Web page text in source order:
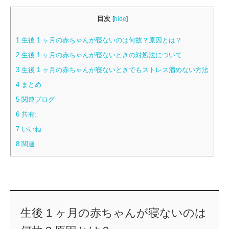
目次 [hide]
1 生後 1 ヶ月の赤ちゃんが寝ないのは何故？原因とは？
2 生後 1 ヶ月の赤ちゃんが寝ないときの対処法について
3 生後 1 ヶ月の赤ちゃんが寝ないときでもストレス溜めない方法
4 まとめ
5 関連ブログ
6 共有:
7 いいね:
8 関連
生後 1 ヶ月の赤ちゃんが寝ないのは